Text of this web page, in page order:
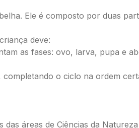
Ele é composto por duas
deve:
as fases: ovo, larva, pupa e
o ciclo na ordem
áreas de Ciências da